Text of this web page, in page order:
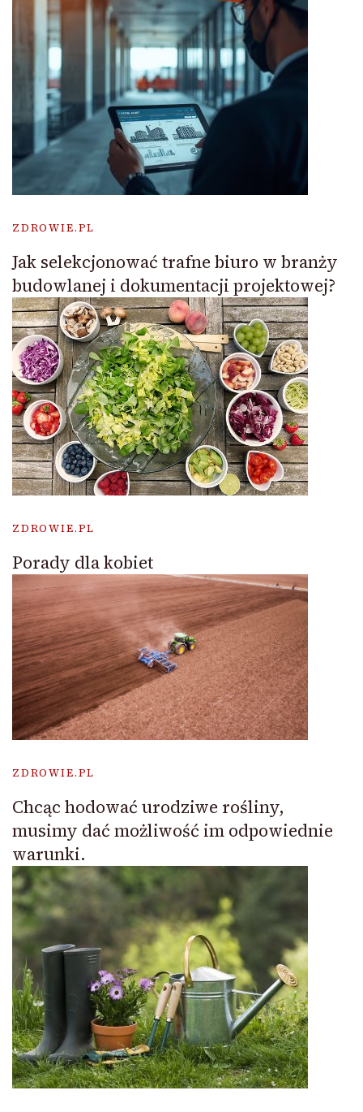
ZDROWIE.PL
Jak selekcjonować trafne biuro w branży
budowlanej i dokumentacji projektowej?
ZDROWIE.PL
Porady dla kobiet
ZDROWIE.PL
Chcąc hodować urodziwe rośliny,
musimy dać możliwość im odpowiednie
warunki.